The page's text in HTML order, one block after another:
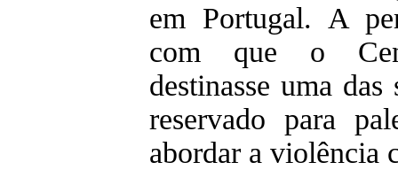
em Portugal. A
com que o
destinasse uma
reservado para
abordar a violência